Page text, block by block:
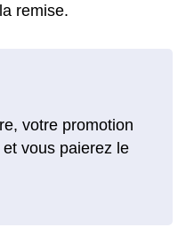
remise.
votre promotion
vous paierez le